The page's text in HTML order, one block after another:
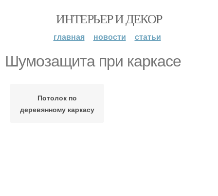
ИНТЕРЬЕР И ДЕКОР
главная новости статьи
Шумозащита при каркасе
Потолок по
деревянному каркасу